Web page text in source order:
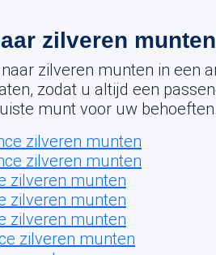
zilveren
zilveren munten in een
zodat u altijd een
munt voor uw behoeften.
zilveren munten
zilveren munten
zilveren munten
zilveren munten
zilveren munten
zilveren munten